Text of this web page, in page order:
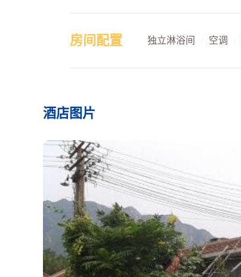
房间配置 独立淋浴间 空调
酒店图片